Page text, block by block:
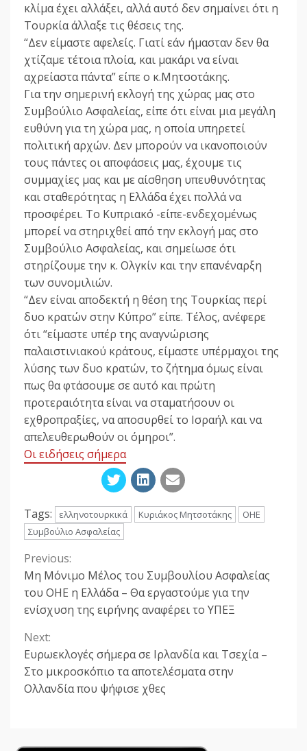
κλίμα έχει αλλάξει, αλλά αυτό δεν σημαίνει ότι η
Τουρκία άλλαξε τις θέσεις της.
“Δεν είμαστε αφελείς. Γιατί εάν ήμασταν δεν θα
χτίζαμε τέτοια πλοία, και μακάρι να είναι
αχρείαστα πάντα” είπε ο κ.Μητσοτάκης.
Για την σημερινή εκλογή της χώρας μας στο
Συμβούλιο Ασφαλείας, είπε ότι είναι μια μεγάλη
ευθύνη για τη χώρα μας, η οποία υπηρετεί
πολιτική αρχών. Δεν μπορούν να ικανοποιούν
τους πάντες οι αποφάσεις μας, έχουμε τις
συμμαχίες μας και με αίσθηση υπευθυνότητας
και σταθερότητας η Ελλάδα έχει πολλά να
προσφέρει. Το Κυπριακό -είπε-ενδεχομένως
μπορεί να στηριχθεί από την εκλογή μας στο
Συμβούλιο Ασφαλείας, και σημείωσε ότι
στηρίζουμε την κ. Ολγκίν και την επανέναρξη
των συνομιλιών.
“Δεν είναι αποδεκτή η θέση της Τουρκίας περί
δυο κρατών στην Κύπρο” είπε. Τέλος, ανέφερε
ότι “είμαστε υπέρ της αναγνώρισης
παλαιστινιακού κράτους, είμαστε υπέρμαχοι της
λύσης των δυο κρατών, το ζήτημα όμως είναι
πως θα φτάσουμε σε αυτό και πρώτη
προτεραιότητα είναι να σταματήσουν οι
εχθροπραξίες, να αποσυρθεί το Ισραήλ και να
απελευθερωθούν οι όμηροι”.
Οι ειδήσεις σήμερα
Tags: ελληνοτουρκικά Κυριάκος Μητσοτάκης
ΟΗΕ
Συμβούλιο Ασφαλείας
Continue
Reading
Previous:
Μη Μόνιμο Μέλος του Συμβουλίου Ασφαλείας
του ΟΗΕ η Ελλάδα – Θα εργαστούμε για την
ενίσχυση της ειρήνης αναφέρει το ΥΠΕΞ
Next:
Ευρωεκλογές σήμερα σε Ιρλανδία και Τσεχία –
Στο μικροσκόπιο τα αποτελέσματα στην
Ολλανδία που ψήφισε χθες